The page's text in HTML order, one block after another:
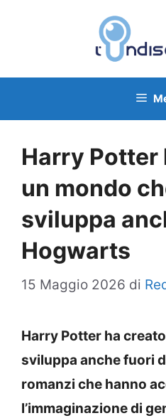
Harry Potter
un mondo
sviluppa
Hogwarts
15 Maggio 2026 di
Harry Potter ha
sviluppa anche fuori
romanzi che hanno
l’immaginazione di